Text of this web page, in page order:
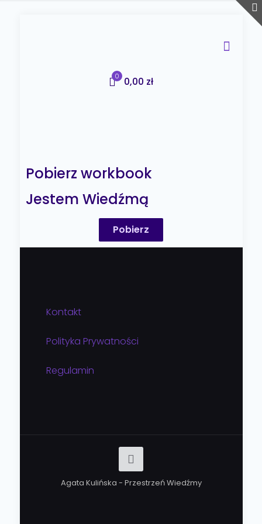
0 0,00 zł
Pobierz workbook
Jestem Wiedźmą
Pobierz
Kontakt
Polityka Prywatności
Regulamin
Agata Kulińska - Przestrzeń Wiedźmy